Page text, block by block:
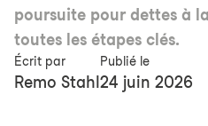
poursuite pour dettes à
toutes les étapes clés.
Écrit par
Remo Stahl
Publié le
24 juin 2026